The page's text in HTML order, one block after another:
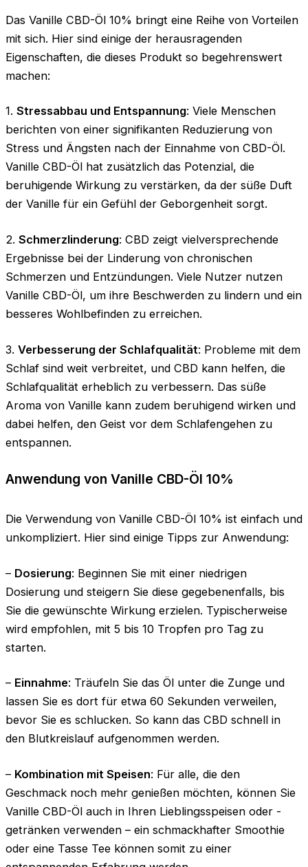
Das Vanille CBD-Öl 10% bringt eine Reihe von Vorteilen
mit sich. Hier sind einige der herausragenden
Eigenschaften, die dieses Produkt so begehrenswert
machen:
1. Stressabbau und Entspannung: Viele Menschen
berichten von einer signifikanten Reduzierung von
Stress und Ängsten nach der Einnahme von CBD-Öl.
Vanille CBD-Öl hat zusätzlich das Potenzial, die
beruhigende Wirkung zu verstärken, da der süße Duft
der Vanille für ein Gefühl der Geborgenheit sorgt.
2. Schmerzlinderung: CBD zeigt vielversprechende
Ergebnisse bei der Linderung von chronischen
Schmerzen und Entzündungen. Viele Nutzer nutzen
Vanille CBD-Öl, um ihre Beschwerden zu lindern und ein
besseres Wohlbefinden zu erreichen.
3. Verbesserung der Schlafqualität: Probleme mit dem
Schlaf sind weit verbreitet, und CBD kann helfen, die
Schlafqualität erheblich zu verbessern. Das süße
Aroma von Vanille kann zudem beruhigend wirken und
dabei helfen, den Geist vor dem Schlafengehen zu
entspannen.
Anwendung von Vanille CBD-Öl 10%
Die Verwendung von Vanille CBD-Öl 10% ist einfach und
unkompliziert. Hier sind einige Tipps zur Anwendung:
– Dosierung: Beginnen Sie mit einer niedrigen
Dosierung und steigern Sie diese gegebenenfalls, bis
Sie die gewünschte Wirkung erzielen. Typischerweise
wird empfohlen, mit 5 bis 10 Tropfen pro Tag zu
starten.
– Einnahme: Träufeln Sie das Öl unter die Zunge und
lassen Sie es dort für etwa 60 Sekunden verweilen,
bevor Sie es schlucken. So kann das CBD schnell in
den Blutkreislauf aufgenommen werden.
– Kombination mit Speisen: Für alle, die den
Geschmack noch mehr genießen möchten, können Sie
Vanille CBD-Öl auch in Ihren Lieblingsspeisen oder -
getränken verwenden – ein schmackhafter Smoothie
oder eine Tasse Tee können somit zu einer